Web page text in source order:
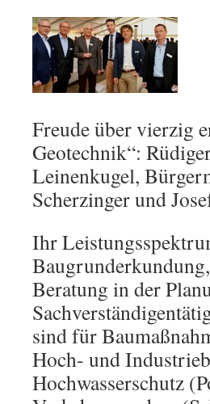
Freude über vierzig
Geotechnik“:
Leinenkugel,
Scherzinger und
Ihr
Beratung in der
sind für
Hoch- und
Hochwasserschutz